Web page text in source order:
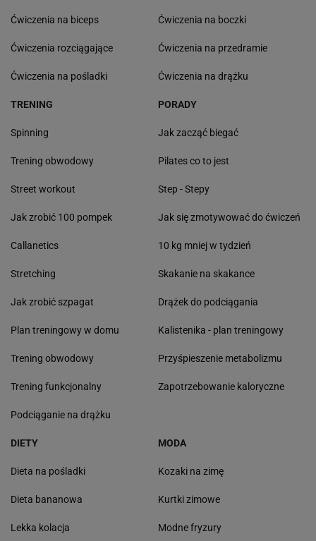
Ćwiczenia na biceps
Ćwiczenia rozciągające
Ćwiczenia na pośladki
Ćwiczenia na boczki
Ćwiczenia na przedramie
Ćwiczenia na drążku
TRENING
Spinning
Trening obwodowy
Street workout
Jak zrobić 100 pompek
Callanetics
Stretching
Jak zrobić szpagat
Plan treningowy w domu
Trening obwodowy
Trening funkcjonalny
Podciąganie na drążku
PORADY
Jak zacząć biegać
Pilates co to jest
Step - Stepy
Jak się zmotywować do ćwiczeń
10 kg mniej w tydzień
Skakanie na skakance
Drążek do podciągania
Kalistenika - plan treningowy
Przyśpieszenie metabolizmu
Zapotrzebowanie kaloryczne
DIETY
Dieta na pośladki
Dieta bananowa
Lekka kolacja
MODA
Kozaki na zimę
Kurtki zimowe
Modne fryzury